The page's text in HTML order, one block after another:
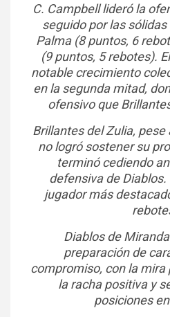
C. Campbell lideró la
seguido por las
Palma (8 puntos, 6
(9 puntos, 5 rebotes).
notable crecimiento
en la segunda mitad,
ofensivo que
Brillantes del Zulia, pese
no logró sostener su
terminó cediendo
defensiva de
jugador más
Diablos de
preparación de
compromiso, con la
la racha positiva y
posiciones